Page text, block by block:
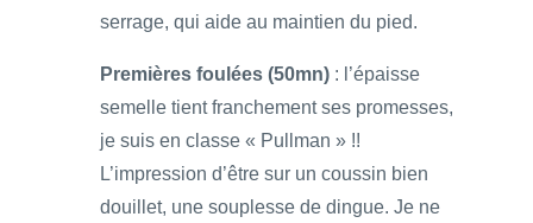
serrage, qui aide au maintien du pied.
Premières foulées (50mn) : l’épaisse
semelle tient franchement ses promesses,
je suis en classe « Pullman » !!
L’impression d’être sur un coussin bien
douillet, une souplesse de dingue. Je ne